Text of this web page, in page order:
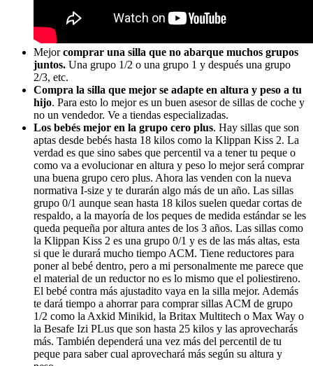
Mejorcomprar una silla que no abarque muchos grupos
juntos. Una grupo 1/2 o una grupo 1 y después una grupo
2/3, etc.
Compra la silla que mejor se adapte en altura y peso a tu
hijo. Para esto lo mejor es un buen asesor de sillas de coche y
no un vendedor. Ve a tiendas especializadas.
Los bebés mejor en la grupo cero plus. Hay sillas que son
aptas desde bebés hasta 18 kilos como la Klippan Kiss 2. La
verdad es que sino sabes que percentil va a tener tu peque o
como va a evolucionar en altura y peso lo mejor será comprar
una buena grupo cero plus. Ahora las venden con la nueva
normativa I-size y te durarán algo más de un año. Las sillas
grupo 0/1 aunque sean hasta 18 kilos suelen quedar cortas de
respaldo, a la mayoría de los peques de medida estándar se les
queda pequeña por altura antes de los 3 años. Las sillas como
la Klippan Kiss 2 es una grupo 0/1 y es de las más altas, esta
si que le durará mucho tiempo ACM. Tiene reductores para
poner al bebé dentro, pero a mi personalmente me parece que
el material de un reductor no es lo mismo que el poliestireno.
El bebé contra más ajustadito vaya en la silla mejor. Además
te dará tiempo a ahorrar para comprar sillas ACM de grupo
1/2 como la Axkid Minikid, la Britax Multitech o Max Way o
la Besafe Izi PLus que son hasta 25 kilos y las aprovecharás
más. También dependerá una vez más del percentil de tu
peque para saber cual aprovechará más según su altura y